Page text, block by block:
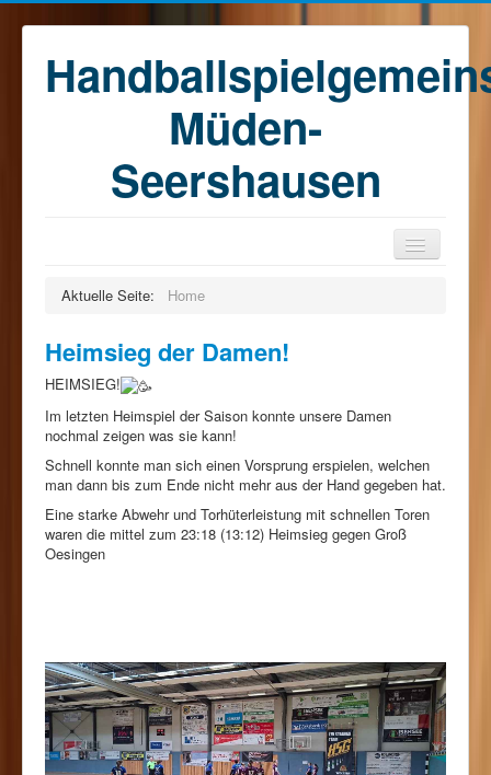
Müden-
Seershausen
Training
Kontakt
Förderkreis
Sponsoren
Aktuelle Seite: Home
Heimsieg der Damen!
HEIMSIEG!
Im letzten Heimspiel der Saison konnte unsere Damen
nochmal zeigen was sie kann!
Schnell konnte man sich einen Vorsprung erspielen, welchen
man dann bis zum Ende nicht mehr aus der Hand gegeben hat.
Eine starke Abwehr und Torhüterleistung mit schnellen Toren
waren die mittel zum 23:18 (13:12) Heimsieg gegen Groß
Oesingen